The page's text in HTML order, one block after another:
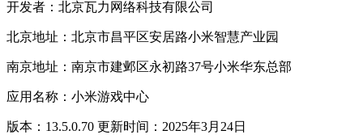
开发者：北京瓦力网络科技有限公司
北京地址：北京市昌平区安居路小米智慧产业园
南京地址：南京市建邺区永初路37号小米华东总部
应用名称：小米游戏中心
版本：13.5.0.70 更新时间：2025年3月24日